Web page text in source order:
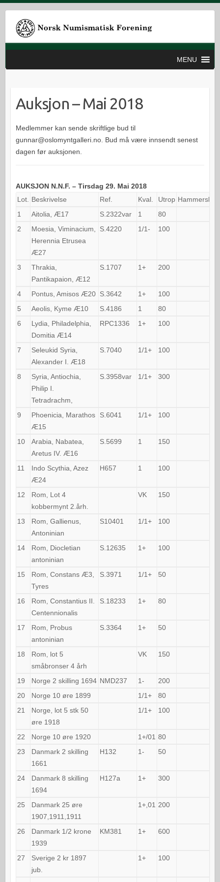
MENU
Auksjon – Mai 2018
Medlemmer kan sende skriftlige bud til
gunnar@oslomyntgalleri.no. Bud må være innsendt senest
dagen før auksjonen.
AUKSJON N.N.F. – Tirsdag 29. Mai 2018
Lot.
Beskrivelse Ref. Kval. Utrop Hammerslag
1
Aitolia, Æ17 S.2322var 1
80
2
Moesia, Viminacium,
Herennia Etrusea
Æ27
S.4220 1/1- 100
3
Thrakia,
Pantikapaion, Æ12
S.1707 1+ 200
4 Pontus, Amisos Æ20 S.3642 1+
100
5
Aeolis, Kyme Æ10 S.4186 1
80
6
Lydia, Philadelphia,
Domitia Æ14
RPC1336 1+ 100
7
Seleukid Syria,
Alexander I. Æ18
S.7040 1/1+ 100
8
Syria, Antiochia,
Philip I.
Tetradrachm,
S.3958var 1/1+ 300
9
Phoenicia, Marathos
Æ15
S.6041 1/1+ 100
10
Arabia, Nabatea,
Aretus IV. Æ16
S.5699 1 150
11
Indo Scythia, Azez
Æ24
H657 1 100
12
Rom, Lot 4
kobbermynt 2.årh.
VK 150
13
Rom, Gallienus,
Antoninian
S10401 1/1+ 100
14
Rom, Diocletian
antoninian
S.12635 1+ 100
15
Rom, Constans Æ3,
Tyres
S.3971 1/1+ 50
16
Rom, Constantius II.
Centennionalis
S.18233 1+ 80
17
Rom, Probus
antoninian
S.3364 1+ 50
18
Rom, lot 5
småbronser 4 årh
VK 150
19 Norge 2 skilling 1694 NMD237 1-
200
20
Norge 10 øre 1899 1/1+
80
21
Norge, lot 5 stk 50
øre 1918
1/1+ 100
22 Norge 10 øre 1920 1+/01 80
23
Danmark 2 skilling
1661
H132 1- 50
24
Danmark 8 skilling
1694
H127a 1+ 300
25
Danmark 25 øre
1907,1911,1911
1+,01 200
26
Danmark 1/2 krone
1939
KM381 1+ 600
27
Sverige 2 kr 1897
jub.
1+ 100